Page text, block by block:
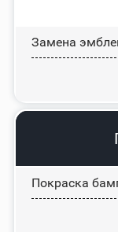
Замена
Покраска